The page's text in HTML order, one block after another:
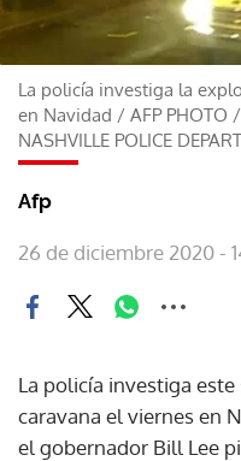
La policía investiga la
en Navidad / AFP PHOTO
NASHVILLE POLICE
Afp
26 de diciembre 2020 -
La policía investiga
caravana el viernes en
el gobernador Bill Lee